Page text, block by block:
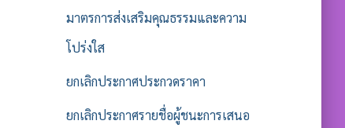
มาตรการส่งเสริมคุณธรรมและความ
โปร่งใส
ยกเลิกประกาศประกวดราคา
ยกเลิกประกาศรายชื่อผู้ชนะการเสนอ